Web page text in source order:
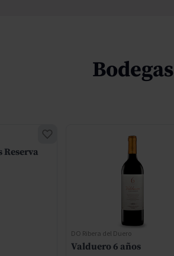
Bodegas
Reserva
DO Ribera del Duero
Valduero 6 años